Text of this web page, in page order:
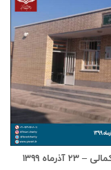
۱۳۹۹